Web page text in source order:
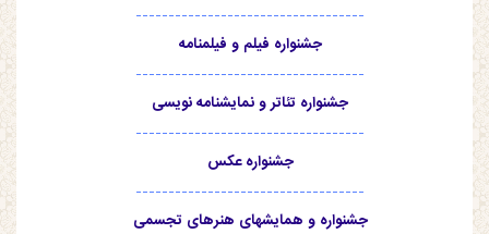
-----------------------------------
جشنواره فیلم و فیلمنامه
-----------------------------------
جشنواره تئاتر و نمایشنامه نویسی
-----------------------------------
جشنواره عکس
-----------------------------------
جشنواره و همایشهای هنرهای تجسمی